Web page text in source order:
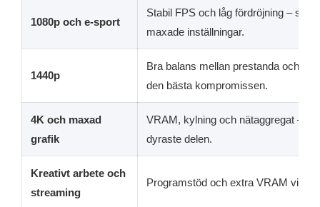
1080p och e-sport
Stabil FPS och låg fördröjning –
maxade inställningar.
1440p
Bra balans mellan prestanda och
den bästa kompromissen.
4K och maxad
grafik
VRAM, kylning och nätaggregat –
dyraste delen.
Kreativt arbete och
streaming
Programstöd och extra VRAM vid